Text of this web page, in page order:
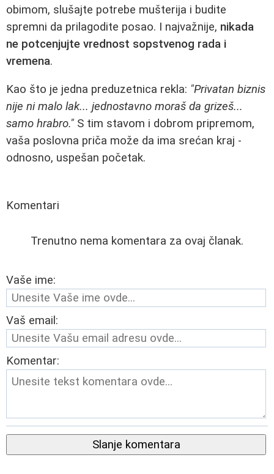
obimom, slušajte potrebe mušterija i budite
spremni da prilagodite posao. I najvažnije, nikada
ne potcenjujte vrednost sopstvenog rada i
vremena.
Kao što je jedna preduzetnica rekla: "Privatan biznis
nije ni malo lak... jednostavno moraš da grizeš...
samo hrabro." S tim stavom i dobrom pripremom,
vaša poslovna priča može da ima srećan kraj -
odnosno, uspešan početak.
Komentari
Trenutno nema komentara za ovaj članak.
Vaše ime:
Vaš email:
Komentar:
Slanje komentara